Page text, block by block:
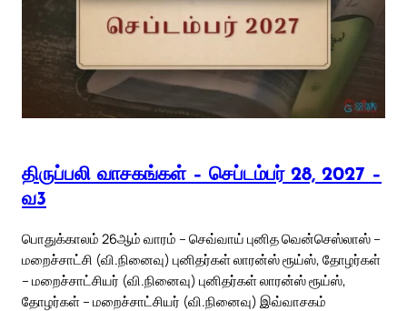
திருப்பலி வாசகங்கள் – செப்டம்பர் 28, 2027 –
வ3
பொதுக்காலம் 26ஆம் வாரம் – செவ்வாய் புனித வென்செஸ்லாஸ் –
மறைச்சாட்சி (வி.நினைவு) புனிதர்கள் லாரன்ஸ் ரூய்ஸ், தோழர்கள்
– மறைச்சாட்சியர் (வி.நினைவு) புனிதர்கள் லாரன்ஸ் ரூய்ஸ்,
தோழர்கள் – மறைச்சாட்சியர் (வி.நினைவு) இவ்வாசகம்